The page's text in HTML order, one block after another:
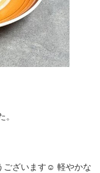
ございます☺️ 軽やかな